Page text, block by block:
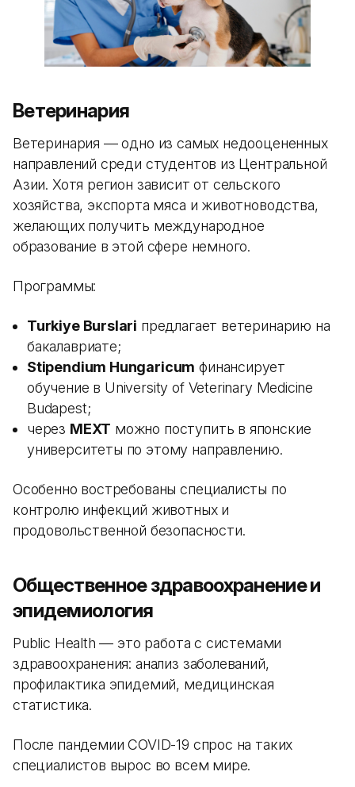
Ветеринария
Ветеринария — одно из самых недооцененных
направлений среди студентов из Центральной
Азии. Хотя регион зависит от сельского
хозяйства, экспорта мяса и животноводства,
желающих получить международное
образование в этой сфере немного.
Программы:
Turkiye Burslari предлагает ветеринарию на
бакалавриате;
Stipendium Hungaricum финансирует
обучение в University of Veterinary Medicine
Budapest;
через MEXT можно поступить в японские
университеты по этому направлению.
Особенно востребованы специалисты по
контролю инфекций животных и
продовольственной безопасности.
Общественное здравоохранение и
эпидемиология
Public Health — это работа с системами
здравоохранения: анализ заболеваний,
профилактика эпидемий, медицинская
статистика.
После пандемии COVID-19 спрос на таких
специалистов вырос во всем мире.